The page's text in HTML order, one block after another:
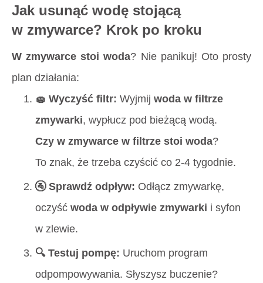
Jak usunąć wodę stojącą
w zmywarce? Krok po kroku
W zmywarce stoi woda? Nie panikuj! Oto prosty
plan działania:
🧽 Wyczyść filtr: Wyjmij woda w filtrze
zmywarki, wypłucz pod bieżącą wodą.
Czy w zmywarce w filtrze stoi woda?
To znak, że trzeba czyścić co 2-4 tygodnie.
🚰 Sprawdź odpływ: Odłącz zmywarkę,
oczyść woda w odpływie zmywarki i syfon
w zlewie.
🔍 Testuj pompę: Uruchom program
odpompowywania. Słyszysz buczenie?